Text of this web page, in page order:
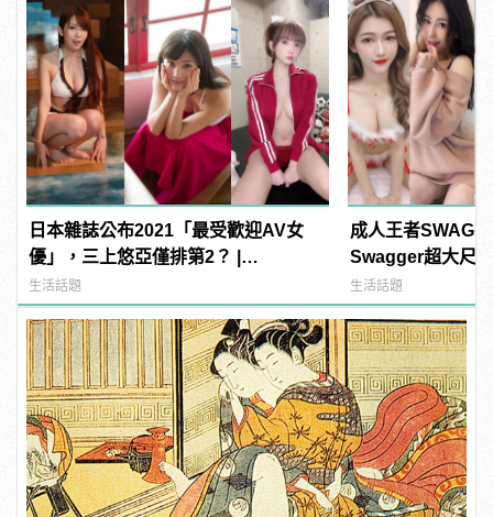
日本雜誌公布2021「最受歡迎AV女
優」，三上悠亞僅排第2？ |
manfashion這樣變型男
生活話題
成人王者SWAG
Swagger超大尺
紅海鮮通通有，
結！ |
生活話題